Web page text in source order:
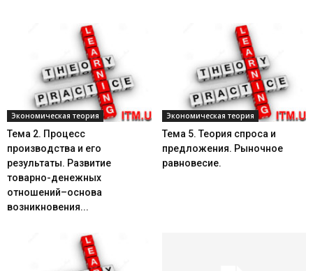
Экономическая теория
Тема 2. Процесс
производства и его
результаты. Развитие
товарно-денежных
отношений–основа
возникновения...
Экономическая теория
Тема 5. Теория спроса и
предложения. Рыночное
равновесие.